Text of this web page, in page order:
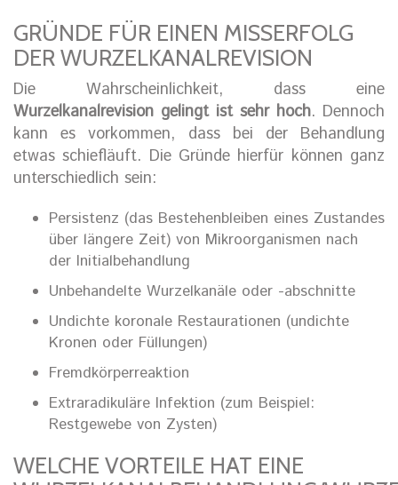
GRÜNDE FÜR EINEN MISSERFOLG
DER WURZELKANALREVISION
Die Wahrscheinlichkeit, dass eine
Wurzelkanalrevision gelingt ist sehr hoch. Dennoch
kann es vorkommen, dass bei der Behandlung
etwas schiefläuft. Die Gründe hierfür können ganz
unterschiedlich sein:
Persistenz (das Bestehenbleiben eines Zustandes
über längere Zeit) von Mikroorganismen nach
der Initialbehandlung
Unbehandelte Wurzelkanäle oder -abschnitte
Undichte koronale Restaurationen (undichte
Kronen oder Füllungen)
Fremdkörperreaktion
Extraradikuläre Infektion (zum Beispiel:
Restgewebe von Zysten)
WELCHE VORTEILE HAT EINE